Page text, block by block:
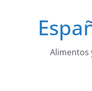
Alimentos